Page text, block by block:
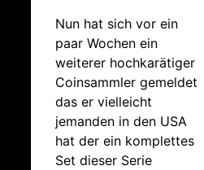
Nun hat sich vor ein
paar Wochen ein
weiterer hochkarätiger
Coinsammler gemeldet
das er vielleicht
jemanden in den USA
hat der ein komplettes
Set dieser Serie